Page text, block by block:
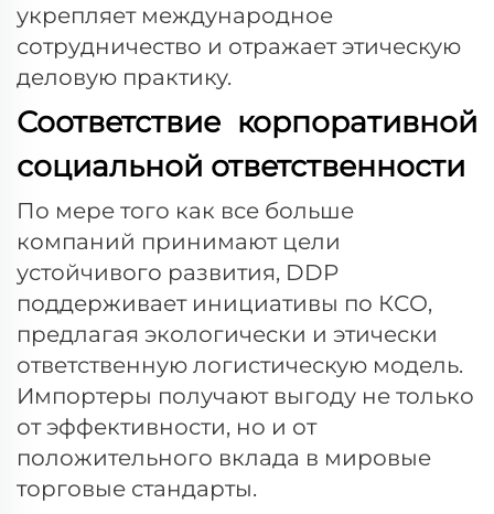
укрепляет международное
сотрудничество и отражает этическую
деловую практику.
Соответствие корпоративной
социальной ответственности
По мере того как все больше
компаний принимают цели
устойчивого развития, DDP
поддерживает инициативы по КСО,
предлагая экологически и этически
ответственную логистическую модель.
Импортеры получают выгоду не только
от эффективности, но и от
положительного вклада в мировые
торговые стандарты.